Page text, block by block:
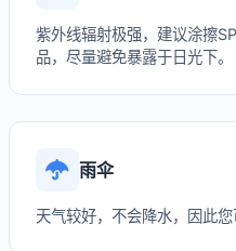
紫外线辐射极强，建议涂擦
品，尽量避免暴露于日光下。
雨伞
天气较好，不会降水，因此您